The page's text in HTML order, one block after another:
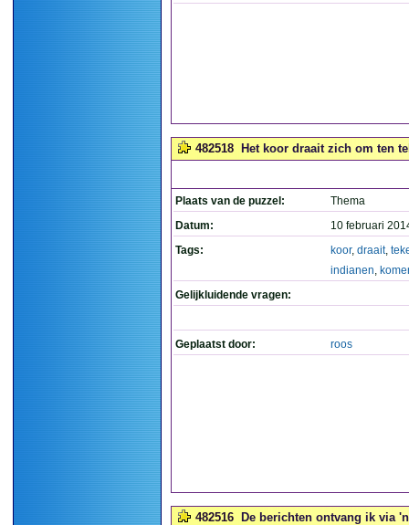
482518 Het koor draait zich om ten
Plaats van de puzzel:
Thema
Datum:
10 februari
Tags:
koor, draait,
indianen,
Gelijkluidende vragen:
Geplaatst door: roos
482516 De berichten ontvang ik via